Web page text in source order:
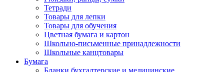
Тетради
Товары для лепки
Товары для обучения
Цветная бумага и картон
Школьно-письменные принадлежности
Школьные канцтовары
Бумага
Бланки бухгалтерские и медицинские